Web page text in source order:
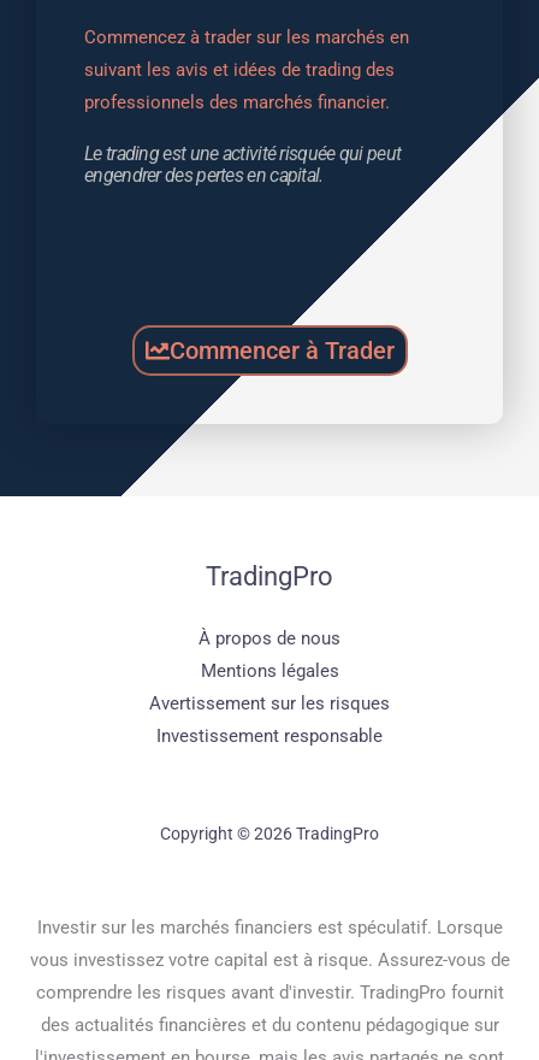
Commencez à trader sur les marchés en
suivant les avis et idées de trading des
professionnels des marchés financier.
Le trading est une activité risquée qui peut
engendrer des pertes en capital.
Commencer à Trader
TradingPro
À propos de nous
Mentions légales
Avertissement sur les risques
Investissement responsable
Copyright © 2026 TradingPro
Investir sur les marchés financiers est spéculatif. Lorsque
vous investissez votre capital est à risque. Assurez-vous de
comprendre les risques avant d'investir. TradingPro fournit
des actualités financières et du contenu pédagogique sur